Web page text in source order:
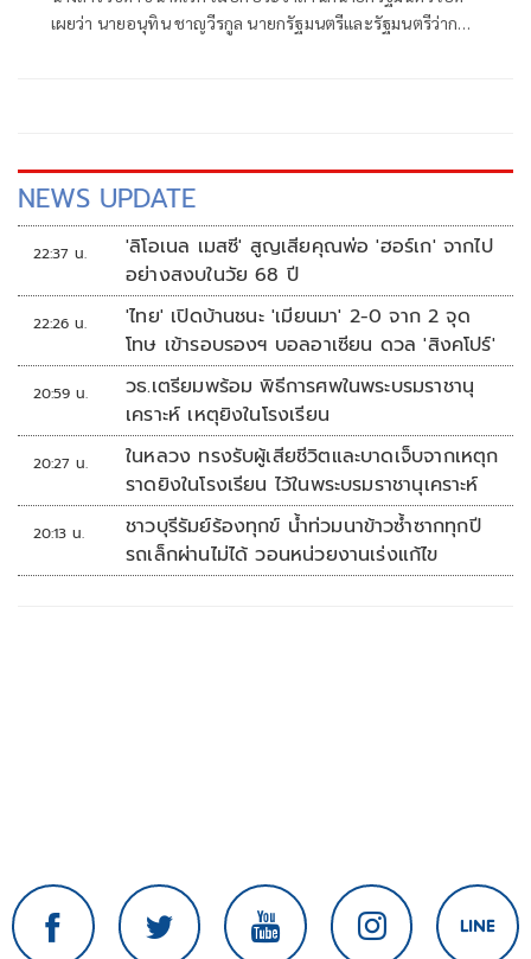
เผยว่า นายอนุทิน ชาญวีรกูล นายกรัฐมนตรีและรัฐมนตรีว่าการ
NEWS UPDATE
22:37 น.
'ลิโอเนล เมสซี' สูญเสียคุณพ่อ 'ฮอร์เก' จากไป
อย่างสงบในวัย 68 ปี
22:26 น.
'ไทย' เปิดบ้านชนะ 'เมียนมา' 2-0 จาก 2 จุด
โทษ เข้ารอบรองฯ บอลอาเซียน ดวล 'สิงคโปร์'
20:59 น.
วธ.เตรียมพร้อม พิธีการศพในพระบรมราชานุ
เคราะห์ เหตุยิงในโรงเรียน
20:27 น.
ในหลวง ทรงรับผู้เสียชีวิตและบาดเจ็บจากเหตุก
ราดยิงในโรงเรียน ไว้ในพระบรมราชานุเคราะห์
20:13 น.
ชาวบุรีรัมย์ร้องทุกข์ น้ำท่วมนาข้าวซ้ำซากทุกปี
รถเล็กผ่านไม่ได้ วอนหน่วยงานเร่งแก้ไข